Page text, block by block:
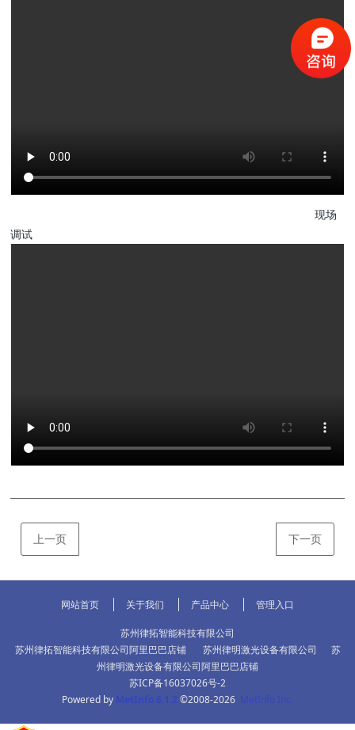
现场
调试
上一页 下一页
网站首页 关于我们 产品中心 管理入口
苏州律拓智能科技有限公司
苏州律拓智能科技有限公司阿里巴巴店铺
苏州律明激光设备有限公司
苏
州律明激光设备有限公司阿里巴巴店铺
苏ICP备16037026号-2
Powered by MetInfo 6.1.2 ©2008-2026 MetInfo Inc.